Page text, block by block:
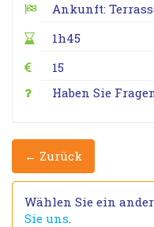
Ankunft:
1h45
15
Haben Sie
← Zurück
Wählen Sie ein
Sie uns.